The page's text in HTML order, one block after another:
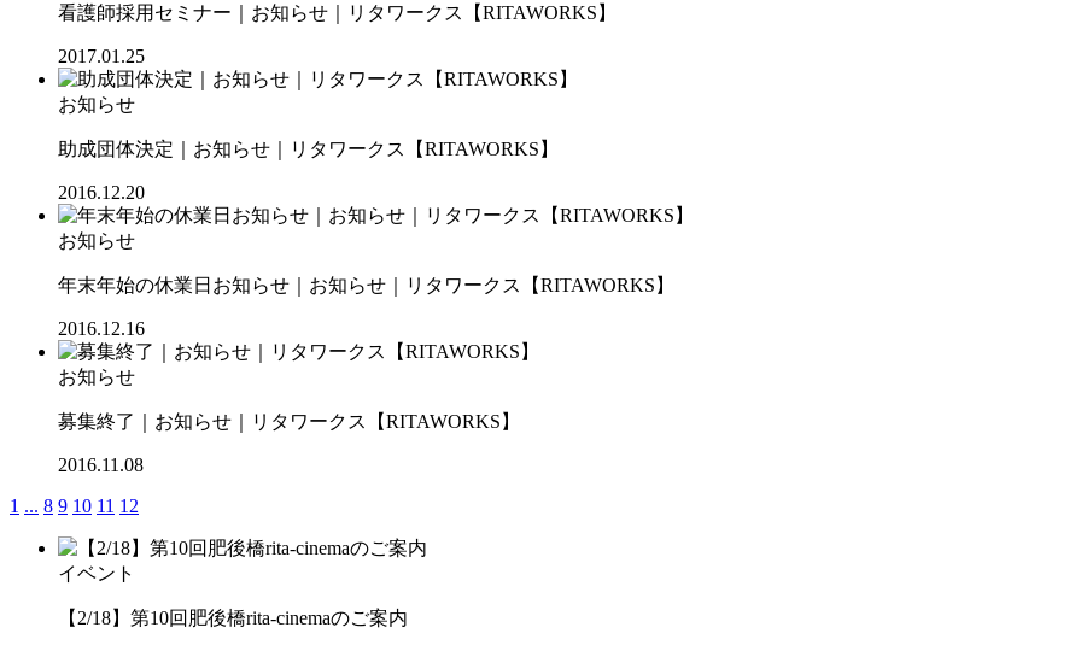
看護師採用セミナー｜お知らせ｜リタワークス【RITAWORKS】
2017.01.25
お知らせ
助成団体決定｜お知らせ｜リタワークス【RITAWORKS】
2016.12.20
お知らせ
年末年始の休業日お知らせ｜お知らせ｜リタワークス【RITAWORKS】
2016.12.16
お知らせ
募集終了｜お知らせ｜リタワークス【RITAWORKS】
2016.11.08
1 ... 8 9 10 11 12
イベント
【2/18】第10回肥後橋rita-cinemaのご案内